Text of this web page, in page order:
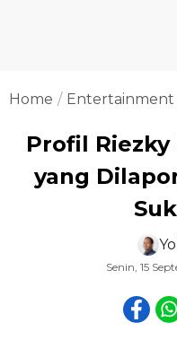
Home Entertainment
Profil
yang
Senin, 15